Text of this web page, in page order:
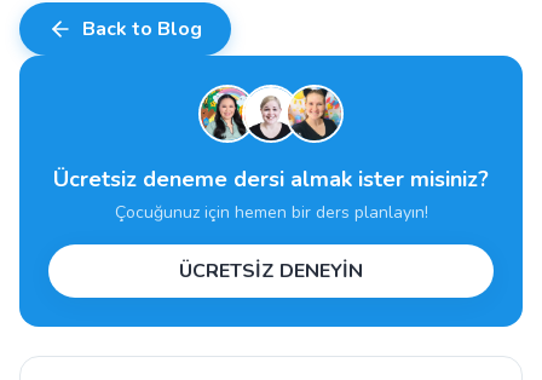
Back to Blog
Ücretsiz deneme dersi almak ister misiniz?
Çocuğunuz için hemen bir ders planlayın!
ÜCRETSİZ DENEYİN